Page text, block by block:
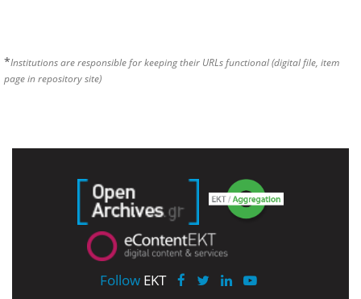
*Institutions are responsible for keeping their URLs functional (digital file, item
page in repository site)
Follow EKT